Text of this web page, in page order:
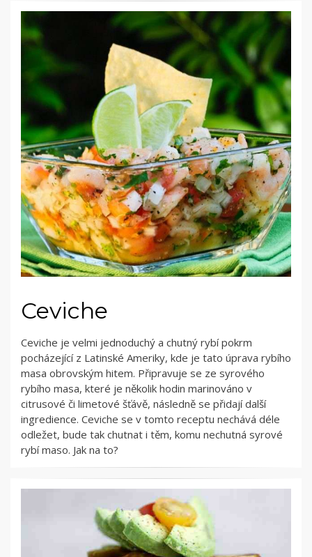
Ceviche
Ceviche je velmi jednoduchý a chutný rybí pokrm
pocházející z Latinské Ameriky, kde je tato úprava rybího
masa obrovským hitem. Připravuje se ze syrového
rybího masa, které je několik hodin marinováno v
citrusové či limetové šťávě, následně se přidají další
ingredience. Ceviche se v tomto receptu nechává déle
odležet, bude tak chutnat i těm, komu nechutná syrové
rybí maso. Jak na to?